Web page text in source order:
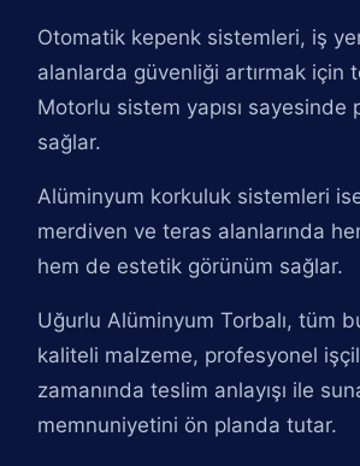
Otomatik kepenk sistemleri, iş
alanlarda güvenliği artırmak için
Motorlu sistem yapısı sayesinde
sağlar.
Alüminyum korkuluk sistemleri
merdiven ve teras alanlarında
hem de estetik görünüm sağlar.
Uğurlu Alüminyum Torbalı, tüm
kaliteli malzeme, profesyonel
zamanında teslim anlayışı ile
memnuniyetini ön planda tutar.